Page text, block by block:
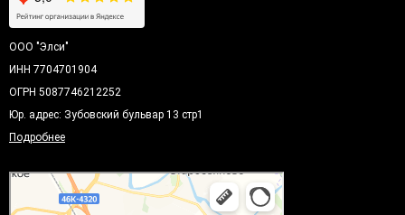
ООО "Элси"
ИНН 7704701904
ОГРН 5087746212252
Юр. адрес: Зубовский бульвар 13 стр1
Подробнее